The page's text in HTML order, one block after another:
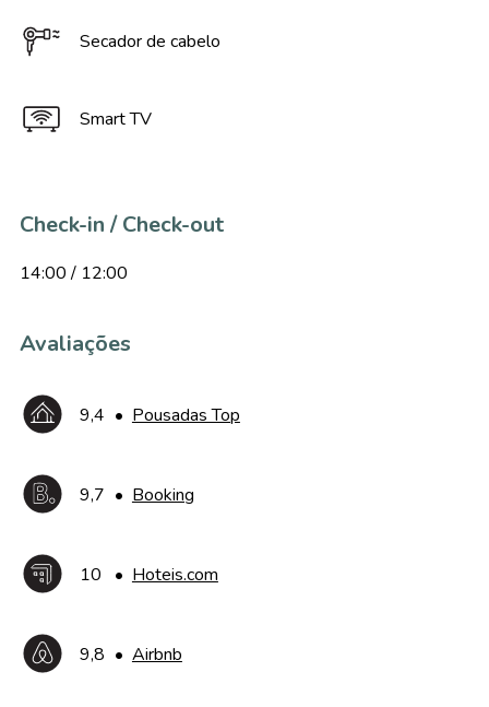
Secador de cabelo
Smart TV
Check-in / Check-out
14:00 / 12:00
Avaliações
9,4 • Pousadas Top
9,7 • Booking
10 • Hoteis.com
9,8 • Airbnb